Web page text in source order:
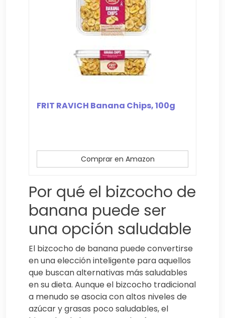
FRIT RAVICH Banana Chips, 100g
Comprar en Amazon
Por qué el bizcocho de
banana puede ser
una opción saludable
El bizcocho de banana puede convertirse
en una elección inteligente para aquellos
que buscan alternativas más saludables
en su dieta. Aunque el bizcocho tradicional
a menudo se asocia con altos niveles de
azúcar y grasas poco saludables, el